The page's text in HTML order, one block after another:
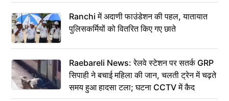
Ranchi में अदाणी फाउंडेशन की पहल, यातायात
पुलिसकर्मियों को वितरित किए गए छाते
Raebareli News: रेलवे स्टेशन पर सतर्क GRP
सिपाही ने बचाई महिला की जान, चलती ट्रेन में चढ़ते
समय हुआ हादसा टला; घटना CCTV में कैद